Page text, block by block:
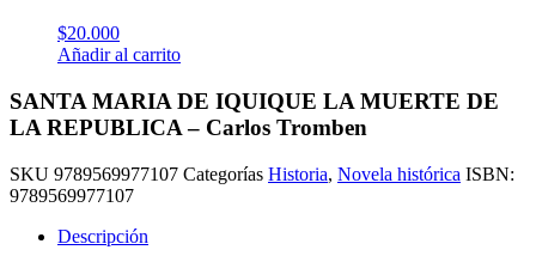
$20.000
Añadir al carrito
SANTA MARIA DE IQUIQUE LA MUERTE DE
LA REPUBLICA – Carlos Tromben
SKU 9789569977107 Categorías Historia, Novela histórica ISBN:
9789569977107
Descripción